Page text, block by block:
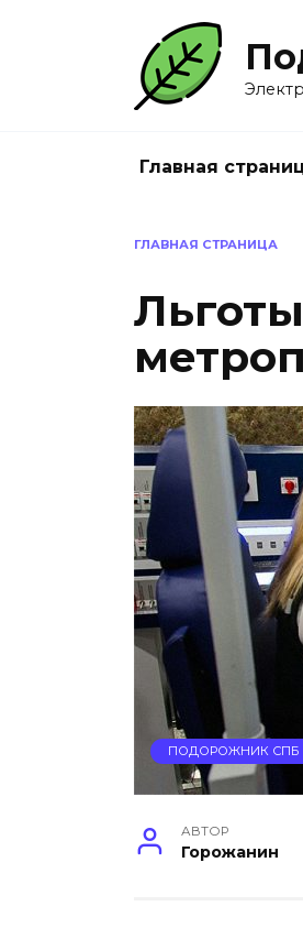
Главная
ГЛАВНАЯ СТРАНИЦА
ПОДОРОЖНИК СПБ
АВТОР
Горожанин